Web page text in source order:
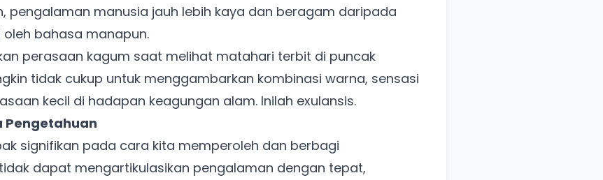
pengalaman manusia jauh lebih kaya dan beragam daripada
bahasa manapun.
perasaan kagum saat melihat matahari terbit di puncak
tidak cukup untuk menggambarkan kombinasi warna, sensasi
kecil di hadapan keagungan alam. Inilah exulansis.
Pengetahuan
signifikan pada cara kita memperoleh dan berbagi
dapat mengartikulasikan pengalaman dengan tepat,